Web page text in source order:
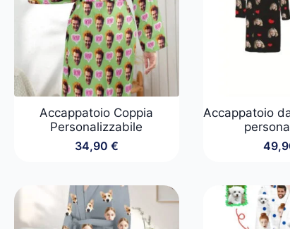
Accappatoio Coppia
Personalizzabile
34,90 €
Accappatoio